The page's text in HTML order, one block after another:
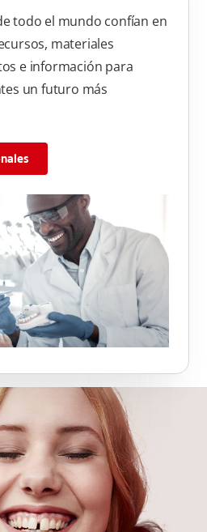
todo el mundo confían en
materiales
e información para
un futuro más